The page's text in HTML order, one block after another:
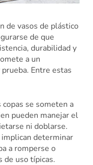
de vasos de plástico
de que
durabilidad y
a un
Entre estas
se someten a
pueden manejar el
ni doblarse.
determinar
a romperse o
de uso típicas.